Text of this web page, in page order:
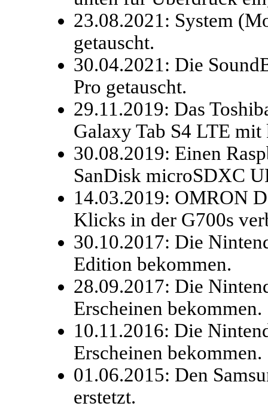
23.08.2021: System
getauscht.
30.04.2021: Die
Pro getauscht.
29.11.2019: Das
Galaxy Tab S4 LTE
30.08.2019: Einen
SanDisk microSDXC
14.03.2019: OMRON
Klicks in der G700s
30.10.2017: Die
Edition bekommen.
28.09.2017: Die
Erscheinen bekommen.
10.11.2016: Die
Erscheinen bekommen.
01.06.2015: Den
erstetzt.